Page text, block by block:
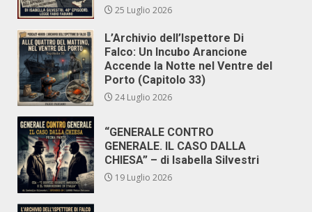
25 Luglio 2026
L’Archivio dell’Ispettore Di
Falco: Un Incubo Arancione
Accende la Notte nel Ventre del
Porto (Capitolo 33)
24 Luglio 2026
“GENERALE CONTRO
GENERALE. IL CASO DALLA
CHIESA” – di Isabella Silvestri
19 Luglio 2026